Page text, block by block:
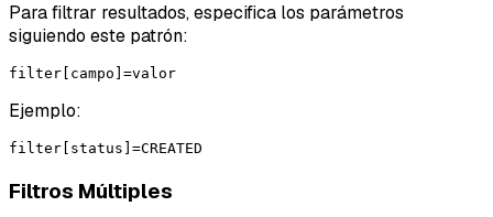
Para filtrar resultados, especifica los parámetros
siguiendo este patrón:
Ejemplo:
Filtros Múltiples